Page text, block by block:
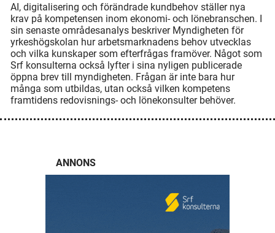
AI, digitalisering och förändrade kundbehov ställer nya
krav på kompetensen inom ekonomi- och lönebranschen. I
sin senaste områdesanalys beskriver Myndigheten för
yrkeshögskolan hur arbetsmarknadens behov utvecklas
och vilka kunskaper som efterfrågas framöver. Något som
Srf konsulterna också lyfter i sina nyligen publicerade
öppna brev till myndigheten. Frågan är inte bara hur
många som utbildas, utan också vilken kompetens
framtidens redovisnings- och lönekonsulter behöver.
ANNONS